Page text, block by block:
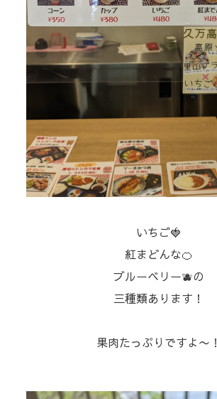
いちご🍓
紅まどんな🍊
ブルーベリー🫐の
三種類あります！⁡
⁡果肉たっぷりですよ〜！⁡